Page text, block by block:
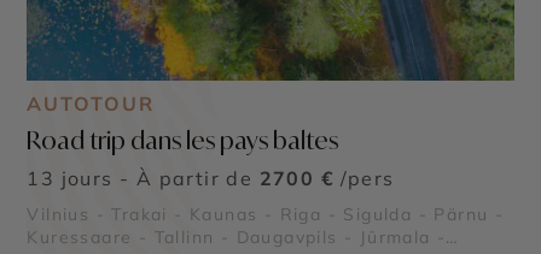
AUTOTOUR
Road trip dans les pays baltes
13 jours - À partir de 2700 € /pers
Vilnius - Trakai - Kaunas - Riga - Sigulda - Pärnu -
Kuressaare - Tallinn - Daugavpils - Jūrmala -